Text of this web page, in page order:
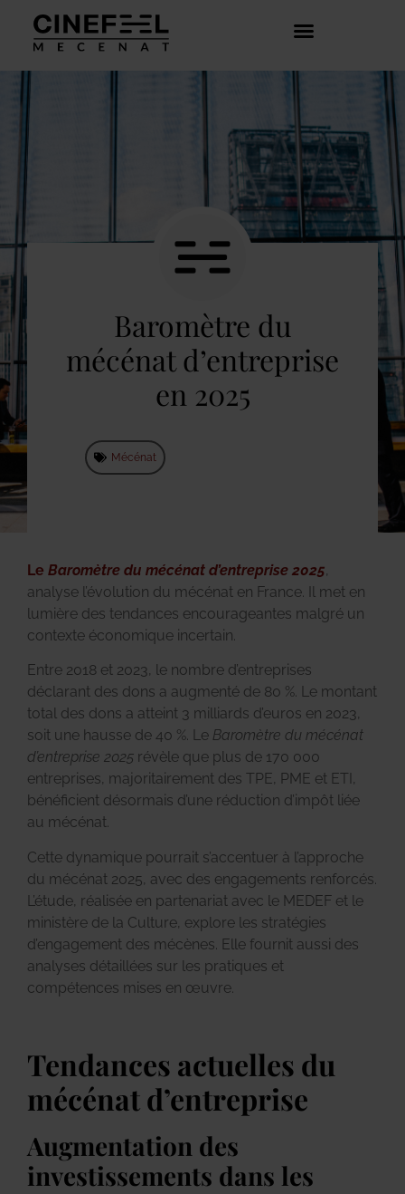
Baromètre du
mécénat d’entreprise
en 2025
Mécénat
Le Baromètre du mécénat d’entreprise 2025,
analyse l’évolution du mécénat en France. Il met en
lumière des tendances encourageantes malgré un
contexte économique incertain.
Entre 2018 et 2023, le nombre d’entreprises
déclarant des dons a augmenté de 80 %. Le montant
total des dons a atteint 3 milliards d’euros en 2023,
soit une hausse de 40 %. Le Baromètre du mécénat
d’entreprise 2025 révèle que plus de 170 000
entreprises, majoritairement des TPE, PME et ETI,
bénéficient désormais d’une réduction d’impôt liée
au mécénat.
Cette dynamique pourrait s’accentuer à l’approche
du mécénat 2025, avec des engagements renforcés.
L’étude, réalisée en partenariat avec le MEDEF et le
ministère de la Culture, explore les stratégies
d’engagement des mécènes. Elle fournit aussi des
analyses détaillées sur les pratiques et
compétences mises en œuvre.
Tendances actuelles du
mécénat d’entreprise
Augmentation des
investissements dans les